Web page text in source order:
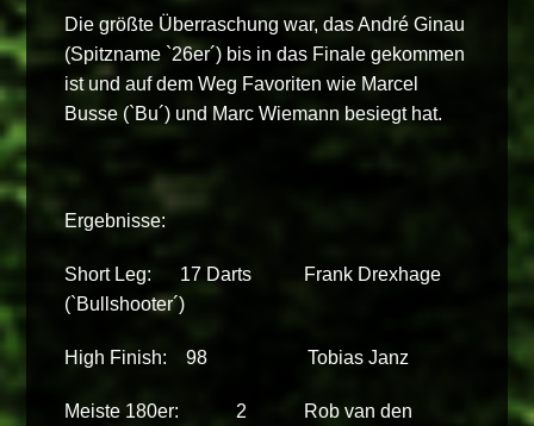
Die größte Überraschung war, das André Ginau
(Spitzname `26er´) bis in das Finale gekommen
ist und auf dem Weg Favoriten wie Marcel
Busse (`Bu´) und Marc Wiemann besiegt hat.
Ergebnisse:
Short Leg: 17 Darts Frank Drexhage
(`Bullshooter´)
High Finish: 98 Tobias Janz
Meiste 180er: 2 Rob van den